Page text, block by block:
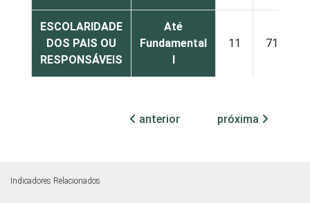
ESCOLARIDADE
DOS PAIS OU
RESPONSÁVEIS
Até
Fundamental
I
11 71
anterior próxima
Indicadores Relacionados